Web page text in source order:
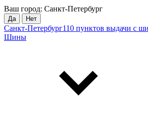
Ваш город: Санкт-Петербург
Да Нет
Санкт-Петербург110 пунктов выдачи с
Шины